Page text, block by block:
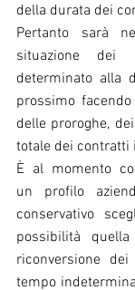
della durata dei
Pertanto sarà
situazione dei
determinato alla
prossimo
delle proroghe,
totale dei contratti
È al momento
un profilo
conservativo
possibilità
riconversione
tempo